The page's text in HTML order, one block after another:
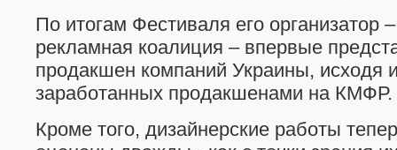
По итогам Фестиваля его организатор
рекламная коалиция – впервые
продакшен компаний Украины, исходя
заработанных продакшенами на КМФР.
Кроме того, дизайнерские работы